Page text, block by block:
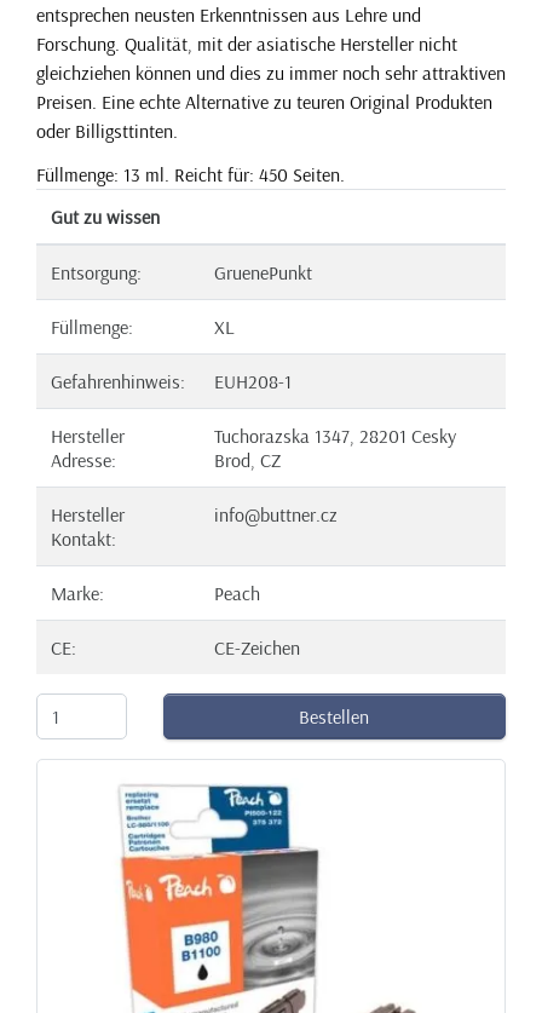
entsprechen neusten Erkenntnissen aus Lehre und
Forschung. Qualität, mit der asiatische Hersteller nicht
gleichziehen können und dies zu immer noch sehr attraktiven
Preisen. Eine echte Alternative zu teuren Original Produkten
oder Billigsttinten.
Füllmenge: 13 ml. Reicht für: 450 Seiten.
Gut zu wissen
Entsorgung: GruenePunkt
Füllmenge: XL
Gefahrenhinweis: EUH208-1
Hersteller
Adresse:
Tuchorazska 1347, 28201 Cesky
Brod, CZ
Hersteller
Kontakt:
info@buttner.cz
Marke: Peach
CE: CE-Zeichen
Bestellen